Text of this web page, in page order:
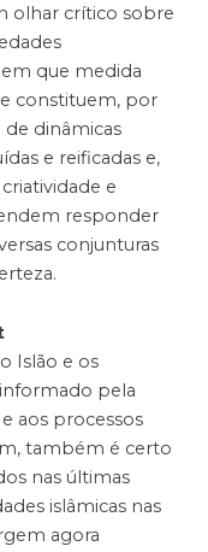
olhar crítico sobre
que medida
constituem, por
dinâmicas
e reificadas e,
e
responder
conjunturas
Islão e os
pela
aos processos
também é certo
nas últimas
islâmicas nas
agora